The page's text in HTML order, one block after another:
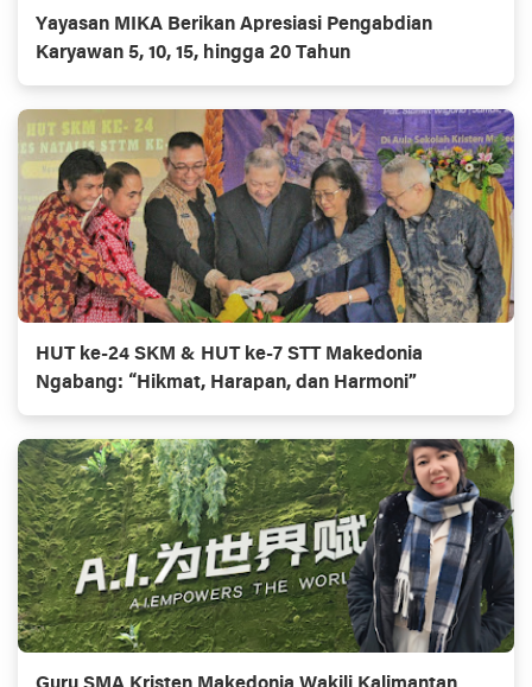
Yayasan MIKA Berikan Apresiasi Pengabdian
Karyawan 5, 10, 15, hingga 20 Tahun
HUT ke-24 SKM & HUT ke-7 STT Makedonia
Ngabang: “Hikmat, Harapan, dan Harmoni”